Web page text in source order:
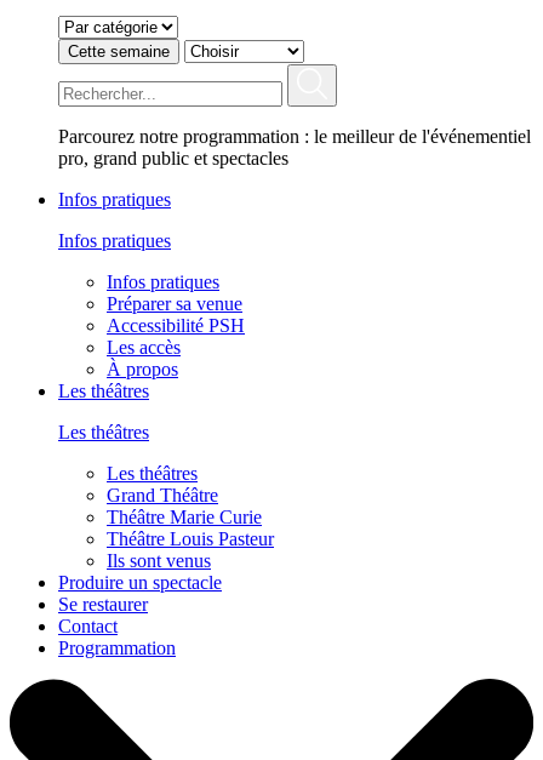
Cette semaine
Parcourez notre programmation : le meilleur de l'événementiel
pro, grand public et spectacles
Infos pratiques
Infos pratiques
Infos pratiques
Préparer sa venue
Accessibilité PSH
Les accès
À propos
Les théâtres
Les théâtres
Les théâtres
Grand Théâtre
Théâtre Marie Curie
Théâtre Louis Pasteur
Ils sont venus
Produire un spectacle
Se restaurer
Contact
Programmation